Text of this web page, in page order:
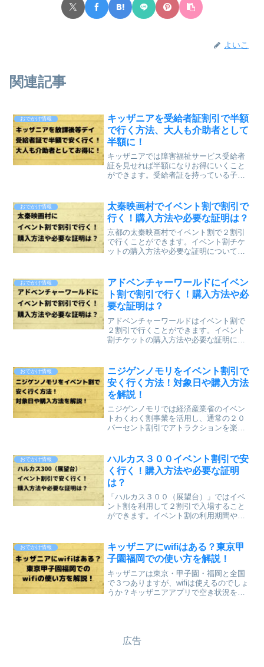
よいこ
関連記事
おでかけ情報
キッザニアを受給者証割引で半額
で行く方法、大人も介助者として
半額に！
キッザニアでは障害福祉サービス受給者
証を見せれば半額になりお得にいくこと
ができます。受給者証を持っている子ど
は、どのような受給者証を持っていれ
ば、半額になるのかや、当日に...
おでかけ情報
太秦映画村でイベント割で割引で
行く！購入方法や必要な証明は？
京都の太秦映画村でイベント割で２割引
で行くことができます。イベント割チケ
ットの購入方法や必要な証明について記
用期間は２０２２年１０月３０日（日）
～２０２３年１月３１日（...
おでかけ情報
アドベンチャーワールドにイベン
ト割で割引で行く！購入方法や必
要な証明は？
アドベンチャーワールドはイベント割で
２割引で行くことができます。イベント
割チケットの購入方法や必要な証明につ
ルドのイベント割適用期間は２０２３年
１月３１日（火）までです...
おでかけ情報
ニジゲンノモリをイベント割引で
安く行く方法！対象日や購入方法
を解説！
ニジゲンノモリでは経済産業省のイベン
トわくわく割事業を活用し、通常の２０
パーセント割引でアトラクションを楽し
ていきたいと思います。ニジゲンノモリ
をイベント割で安く行く方...
おでかけ情報
ハルカス３００イベント割引で安
く行く！購入方法や必要な証明
は？
「ハルカス３００（展望台）」ではイベ
ント割を利用して２割引で入場すること
ができます。イベント割の利用期間やチ
ついて記事にします。イベント割チケッ
ト利用期間ハルカス３００...
おでかけ情報
キッザニアにwifiはある？東京甲
子園福岡での使い方を解説！
キッザニアは東京・甲子園・福岡と全国
で３つありますが、wifiは使えるのでしょ
うか？キッザニアアプリで空き状況を確
広告